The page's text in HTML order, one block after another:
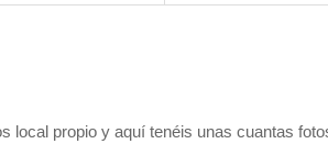
local propio y aquí tenéis unas cuantas